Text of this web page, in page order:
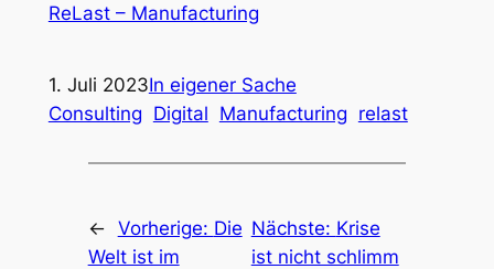
ReLast – Manufacturing
1. Juli 2023In eigener Sache
Consulting Digital Manufacturing relast
← Vorherige: Die
Welt ist im
Nächste: Krise
ist nicht schlimm